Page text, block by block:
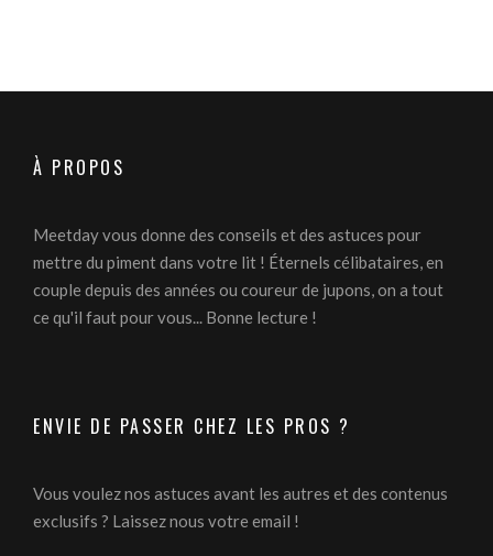
À PROPOS
Meetday vous donne des conseils et des astuces pour
mettre du piment dans votre lit ! Éternels célibataires, en
couple depuis des années ou coureur de jupons, on a tout
ce qu'il faut pour vous... Bonne lecture !
ENVIE DE PASSER CHEZ LES PROS ?
Vous voulez nos astuces avant les autres et des contenus
exclusifs ? Laissez nous votre email !